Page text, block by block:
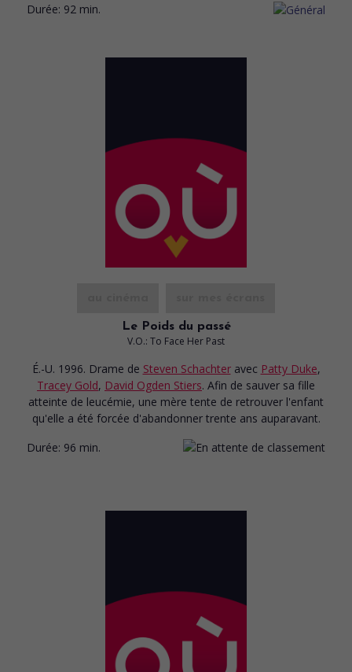
Durée: 92 min.
Le Poids du passé
V.O.: To Face Her Past
É.-U. 1996. Drame de Steven Schachter avec Patty Duke,
Tracey Gold, David Ogden Stiers. Afin de sauver sa fille
atteinte de leucémie, une mère tente de retrouver l'enfant
qu'elle a été forcée d'abandonner trente ans auparavant.
Durée: 96 min.